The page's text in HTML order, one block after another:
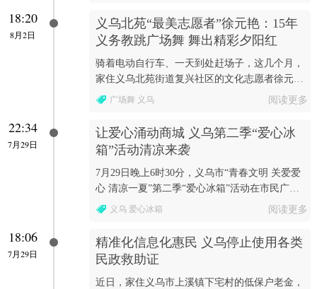
义乌北苑“最美志愿者”徐元艳：15年
义务教跳广场舞 舞出精彩夕阳红
骑着电动自行车、一天到处赶场子，这几个月，
家住义乌北苑街道复兴社区的文化志愿者徐元艳
忙得不可开交。
广场舞 义乌 阅读更多
18:20
8月2日
让爱心涌动商城 义乌第二季“爱心冰
箱”活动清凉来袭
7月29日晚上6时30分，义乌市“青春文明 关爱爱
心 清凉一夏”第二季“爱心冰箱”活动在市民广场
正式启动。
义乌 爱心冰箱 阅读更多
22:34
7月29日
精准化信息化惠民 义乌停止使用各类
民政救助证
近日，家住义乌市上溪镇下宅村的低保户老金，
18:06
7月29日